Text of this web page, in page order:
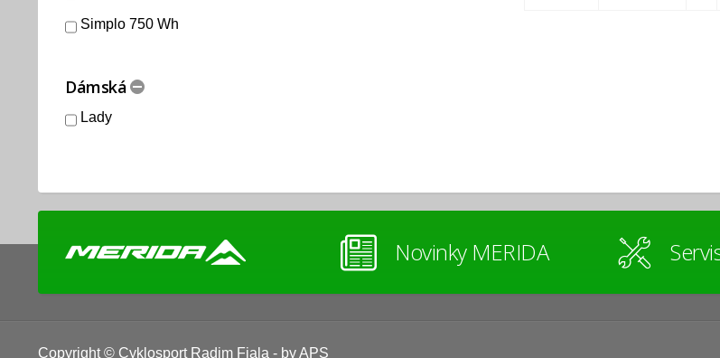
Simplo 750 Wh
Dámská
Lady
Novinky MERIDA
Copyright © Cyklosport Radim Fiala - by APS